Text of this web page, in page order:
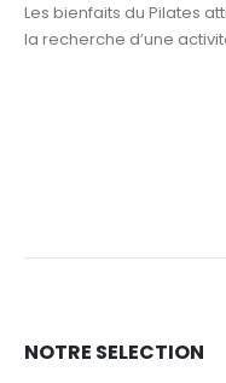
Les bienfaits du Pilates
la recherche d’une
NOTRE SELECTION